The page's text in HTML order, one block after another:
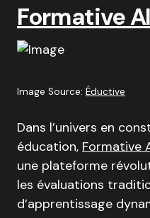
Formative AI
Image Source: Éductive
Dans l’univers en
éducation, Formative
une plateforme
les évaluations
d’apprentissage